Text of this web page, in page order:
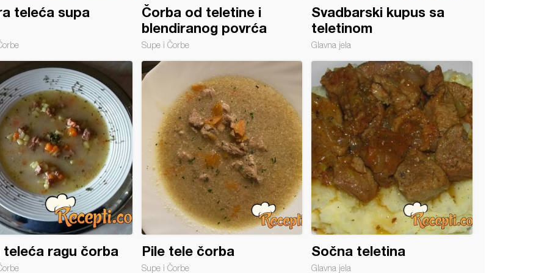
teleća supa
Čorba od teletine i
blendiranog povrća
Supe i Čorbe
Svadbarski kupus sa
teletinom
Glavna jela
teleća ragu čorba Pile tele čorba
Supe i Čorbe
Sočna teletina
Glavna jela